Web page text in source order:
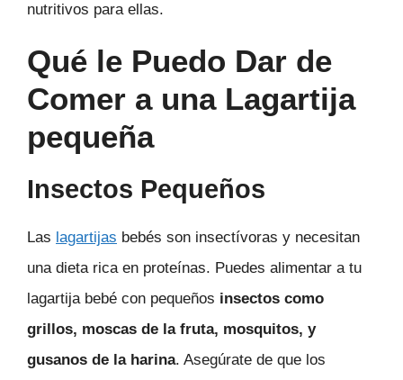
nutritivos para ellas.
Qué le Puedo Dar de
Comer a una Lagartija
pequeña
Insectos Pequeños
Las lagartijas bebés son insectívoras y necesitan
una dieta rica en proteínas. Puedes alimentar a tu
lagartija bebé con pequeños insectos como
grillos, moscas de la fruta, mosquitos, y
gusanos de la harina. Asegúrate de que los